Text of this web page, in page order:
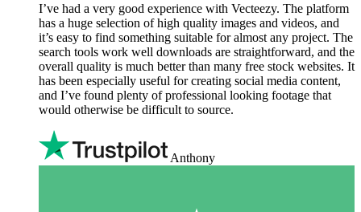
I’ve had a very good experience with Vecteezy. The platform
has a huge selection of high quality images and videos, and
it’s easy to find something suitable for almost any project. The
search tools work well downloads are straightforward, and the
overall quality is much better than many free stock websites. It
has been especially useful for creating social media content,
and I’ve found plenty of professional looking footage that
would otherwise be difficult to source.
Anthony